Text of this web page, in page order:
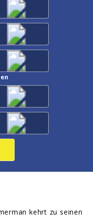
kehrt zu seinen